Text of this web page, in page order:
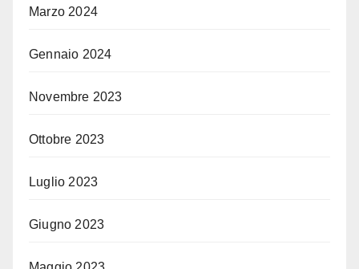
Marzo 2024
Gennaio 2024
Novembre 2023
Ottobre 2023
Luglio 2023
Giugno 2023